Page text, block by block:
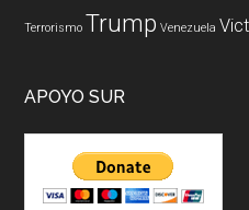
Terrorismo Trump Venezuela
APOYO SUR